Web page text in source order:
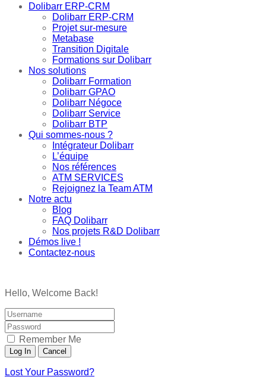
Dolibarr ERP-CRM
Dolibarr ERP-CRM
Projet sur-mesure
Metabase
Transition Digitale
Formations sur Dolibarr
Nos solutions
Dolibarr Formation
Dolibarr GPAO
Dolibarr Négoce
Dolibarr Service
Dolibarr BTP
Qui sommes-nous ?
Intégrateur Dolibarr
L’équipe
Nos références
ATM SERVICES
Rejoignez la Team ATM
Notre actu
Blog
FAQ Dolibarr
Nos projets R&D Dolibarr
Démos live !
Contactez-nous
Hello, Welcome Back!
Remember Me
Lost Your Password?